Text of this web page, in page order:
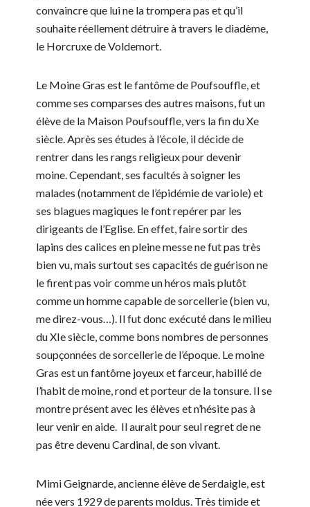
convaincre que lui ne la trompera pas et qu’il
souhaite réellement détruire à travers le diadème,
le Horcruxe de Voldemort.
Le Moine Gras est le fantôme de Poufsouffle, et
comme ses comparses des autres maisons, fut un
élève de la Maison Poufsouffle, vers la fin du Xe
siècle. Après ses études à l’école, il décide de
rentrer dans les rangs religieux pour devenir
moine. Cependant, ses facultés à soigner les
malades (notamment de l’épidémie de variole) et
ses blagues magiques le font repérer par les
dirigeants de l’Eglise. En effet, faire sortir des
lapins des calices en pleine messe ne fut pas très
bien vu, mais surtout ses capacités de guérison ne
le firent pas voir comme un héros mais plutôt
comme un homme capable de sorcellerie (bien vu,
me direz-vous…). Il fut donc exécuté dans le milieu
du XIe siècle, comme bons nombres de personnes
soupçonnées de sorcellerie de l’époque. Le moine
Gras est un fantôme joyeux et farceur, habillé de
l’habit de moine, rond et porteur de la tonsure. Il se
montre présent avec les élèves et n’hésite pas à
leur venir en aide. Il aurait pour seul regret de ne
pas être devenu Cardinal, de son vivant.
Mimi Geignarde, ancienne élève de Serdaigle, est
née vers 1929 de parents moldus. Très timide et